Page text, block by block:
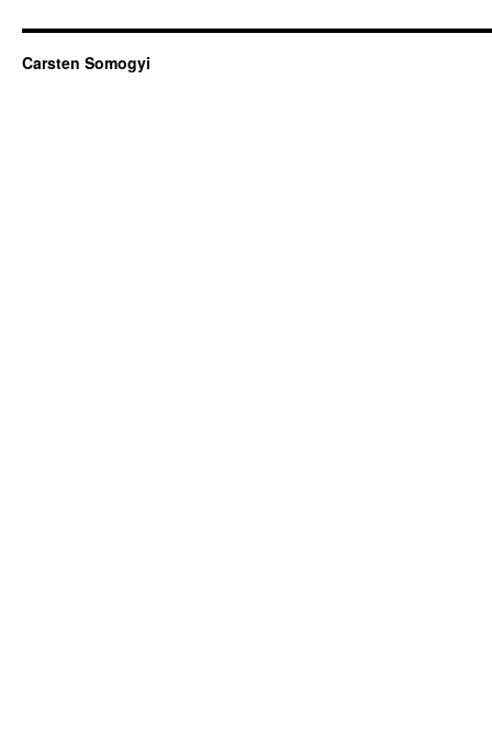
Carsten Somogyi